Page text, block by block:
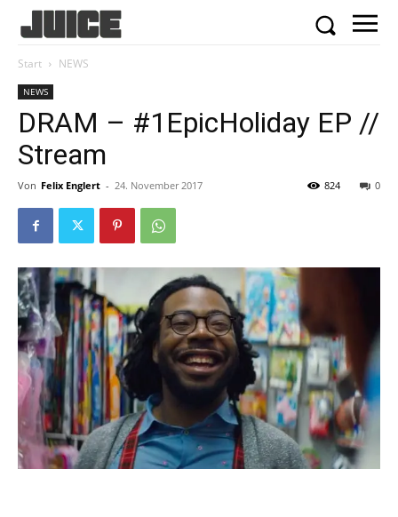
Start NEWS
NEWS
DRAM – #1EpicHoliday EP //
Stream
Von Felix Englert - 24. November 2017 0
824